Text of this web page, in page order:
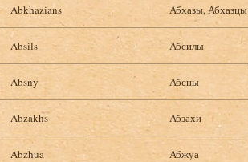
Abkhazians Абхазы, Абхазцы
Absils Абсилы
Absny Абсны
Abzakhs Абзахи
Abzhua Абжуа